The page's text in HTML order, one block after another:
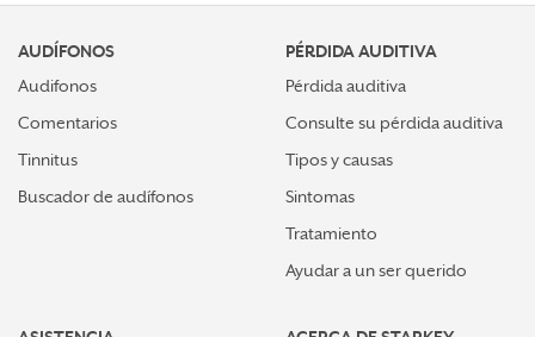
AUDÍFONOS
Audifonos
Comentarios
Tinnitus
Buscador de audífonos
PÉRDIDA AUDITIVA
Pérdida auditiva
Consulte su pérdida auditiva
Tipos y causas
Sintomas
Tratamiento
Ayudar a un ser querido